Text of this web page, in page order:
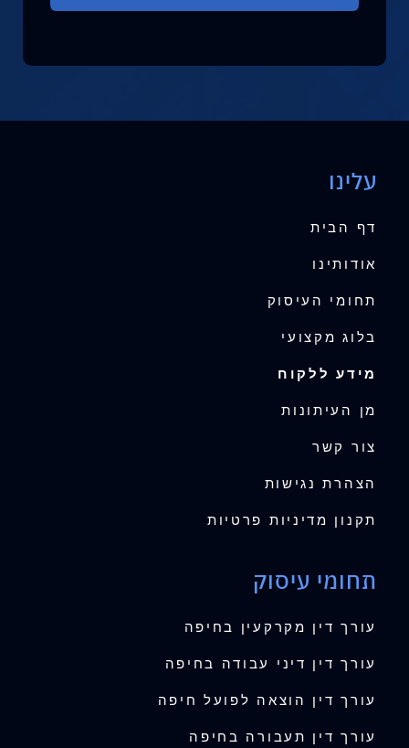
עלינו
דף הבית
אודותינו
תחומי העיסוק
בלוג מקצועי
מידע ללקוח
מן העיתונות
צור קשר
הצהרת נגישות
תקנון מדיניות פרטיות
תחומי עיסוק
עורך דין מקרקעין בחיפה
עורך דין דיני עבודה בחיפה
עורך דין הוצאה לפועל חיפה
עורך דין תעבורה בחיפה